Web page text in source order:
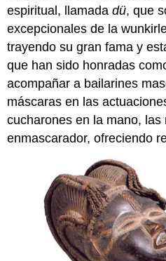
espiritual, llamadadü, que
excepcionales de la
trayendo su gran fama y
que han sido honradas
acompañar a bailarines
máscaras en las
cucharones en la mano, las
enmascarador, ofreciendo